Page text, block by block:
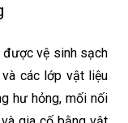
vệ sinh sạch
các lớp vật liệu
hư hỏng, mối nối